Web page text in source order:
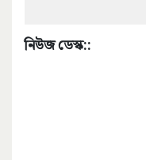
নিউজ ডেস্ক::